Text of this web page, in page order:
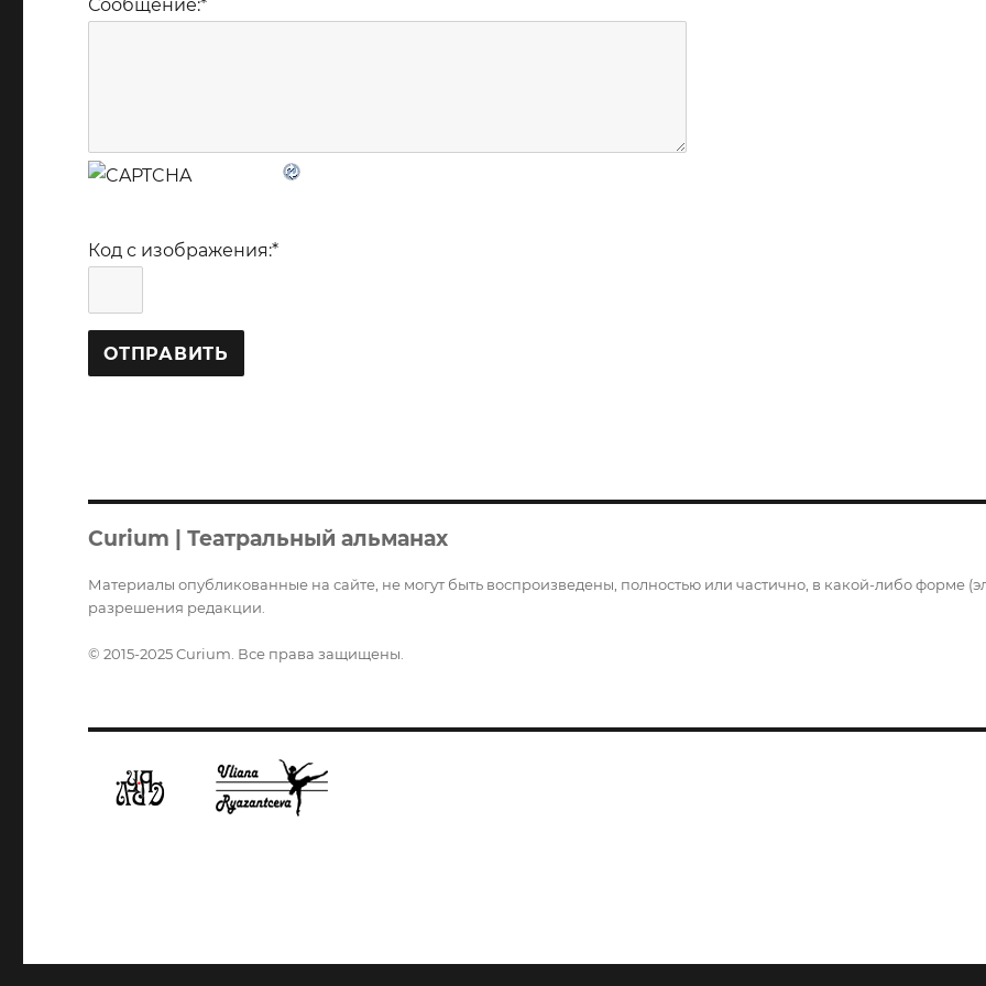
Сообщение:*
Код с изображения:*
Curium | Театральный альманах
Материалы опубликованные на сайте, не могут быть воспроизведены, полностью или частично, в какой-либо форме
разрешения редакции.
© 2015-2025 Curium. Все права защищены.